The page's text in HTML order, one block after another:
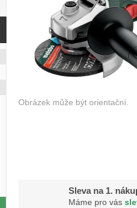
Sleva na 1.
Máme pro vás